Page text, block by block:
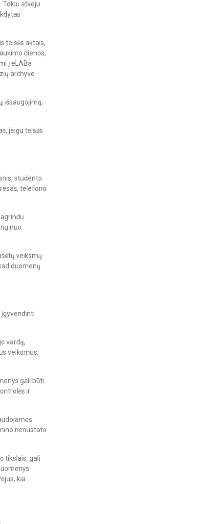
Tokiu atveju
teisės aktais,
dienos,
į eLABa
archyve
išsaugojimą,
jeigu teisės
studento
telefono
nuo
veiksmų
duomenų
vardą,
veiksmus,
gali būti
ir
nenustato
tikslais, gali
kai